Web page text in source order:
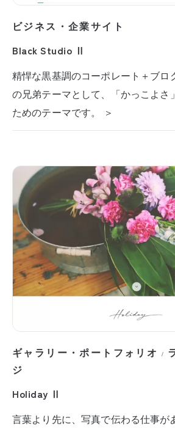
ビジネス・企業サイト
Black Studio Ⅱ
精悍な黒基調のコーポレート＋ブロ
の兄弟テーマとして、「かっこよさ
ためのテーマです。 ＞
ギャラリー・ポートフォリオ /
ジ
Holiday Ⅱ
言葉より先に、写真で伝わる仕事が